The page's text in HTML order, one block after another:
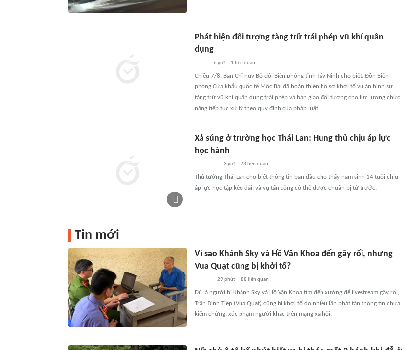
Phát hiện đối tượng tàng trữ trái phép vũ khí quân
dụng
6 giờ 1 liên quan
Chiều 7/8, Ban Chỉ huy Bộ đội Biên phòng tỉnh Tây Ninh cho biết, Đồn Biên
phòng Cửa khẩu quốc tế Mộc Bài đã hoàn thiện hồ sơ khởi tố vụ án hình sự
tàng trữ vũ khí quân dụng trái phép và bàn giao đối tượng cho lực lượng chức
năng tiếp tục xử lý theo quy định của pháp luật.
Xả súng ở trường học Thái Lan: Hung thủ chịu áp lực
học hành
3 giờ 23 liên quan
Thủ tướng Thái Lan cho biết thông tin ban đầu cho thấy nam sinh 14 tuổi chịu
áp lực học tập kéo dài, và vụ tấn công có thể được chuẩn bị từ trước.
Tin mới
Vì sao Khánh Sky và Hồ Văn Khoa đến gây rối, nhưng
Vua Quạt cũng bị khởi tố?
29 phút 88 liên quan
Dù là người bị Khánh Sky và Hồ Văn Khoa tìm đến xưởng để livestream gây rối,
Trần Đình Tiệp (Vua Quạt) cũng bị khởi tố do nhiều lần phát tán thông tin chưa
kiểm chứng, xúc phạm người khác trên mạng xã hội.